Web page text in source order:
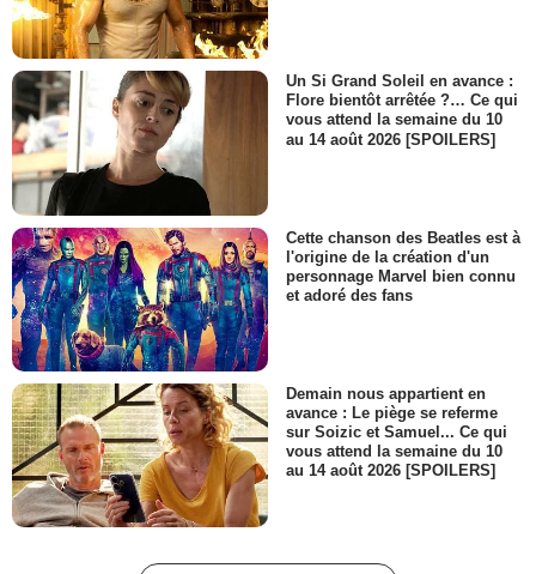
Un Si Grand Soleil en avance :
Flore bientôt arrêtée ?… Ce qui
vous attend la semaine du 10
au 14 août 2026 [SPOILERS]
Cette chanson des Beatles est à
l'origine de la création d'un
personnage Marvel bien connu
et adoré des fans
Demain nous appartient en
avance : Le piège se referme
sur Soizic et Samuel... Ce qui
vous attend la semaine du 10
au 14 août 2026 [SPOILERS]